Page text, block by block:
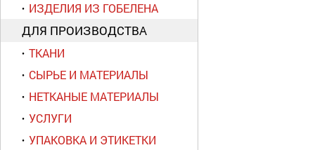
ИЗДЕЛИЯ ИЗ ГОБЕЛЕНА
ДЛЯ ПРОИЗВОДСТВА
ТКАНИ
СЫРЬЕ И МАТЕРИАЛЫ
НЕТКАНЫЕ МАТЕРИАЛЫ
УСЛУГИ
УПАКОВКА И ЭТИКЕТКИ